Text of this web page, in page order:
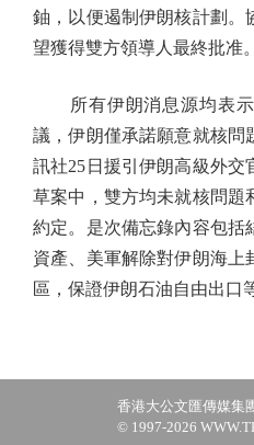
鈾，以便遏制伊朗核計劃。
望獲得雙方領導人最終批准。
所有伊朗消息源均表示
議，伊朗僅承諾願意就核問
訊社25日援引伊朗高級外交
草案中，雙方均未就核問題
約定。是次備忘錄內容包括
資產、美軍解除對伊朗海上
區，保證伊朗石油自由出口
香港大公文匯傳媒集
© 1997-2026